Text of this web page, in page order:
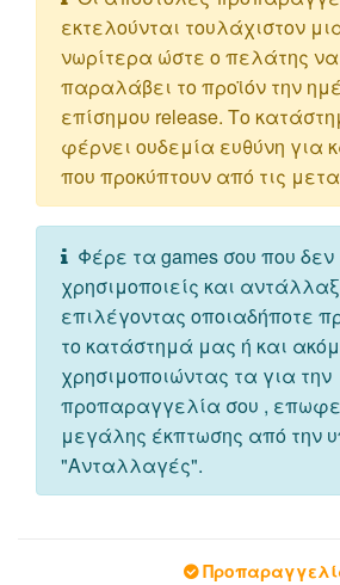
εκτελούνται τουλάχιστον
νωρίτερα ώστε ο πελάτης να
παραλάβει το προϊόν την
επίσημου release. Το
φέρνει ουδεμία ευθύνη για
που προκύπτουν από τις
Φέρε τα games σου που δεν
χρησιμοποιείς και
επιλέγοντας οποιαδήποτε
το κατάστημά μας ή και
χρησιμοποιώντας τα για την
προπαραγγελία σου ,
μεγάλης έκπτωσης από την
"Ανταλλαγές".